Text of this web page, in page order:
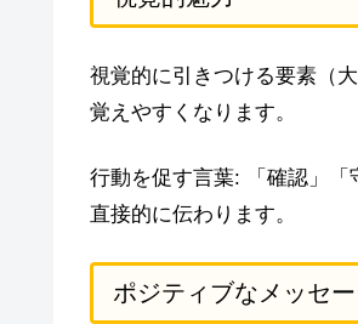
視覚的に引きつける要素（
覚えやすくなります。
行動を促す言葉: 「確認」
直接的に伝わります。
ポジティブなメッセ